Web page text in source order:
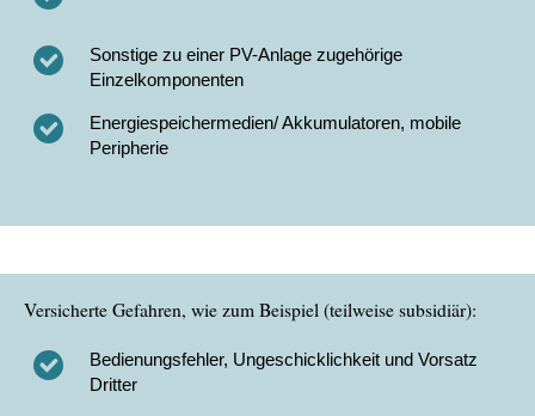
Sonstige zu einer PV-Anlage zugehörige
Einzelkomponenten
Energiespeichermedien/ Akkumulatoren, mobile
Peripherie
Versicherte Gefahren, wie zum Beispiel (teilweise subsidiär):
Bedienungsfehler, Ungeschicklichkeit und Vorsatz
Dritter